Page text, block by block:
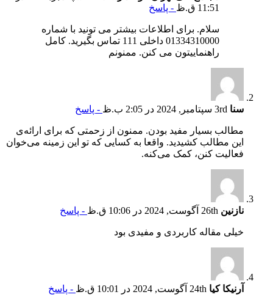
11:51 ق.ظ
- پاسخ
سلام. برای اطلاعات بیشتر می تونید با شماره
01334310000 داخلی 111 تماس بگیرید. کامل
راهنماییتون می کنن. ممنونم
سنا - پاسخ
مطالب بسیار مفید بودن. ممنون از زحمتی که برای ارائه‌ی
این مطالب کشیدید. واقعا به کسایی که تو این زمینه می‌خوان
فعالیت کنن، کمک می‌کنه.
نازنین - پاسخ
خیلی مقاله کاربردی و مفیدی بود
آرنیکا کیا - پاسخ